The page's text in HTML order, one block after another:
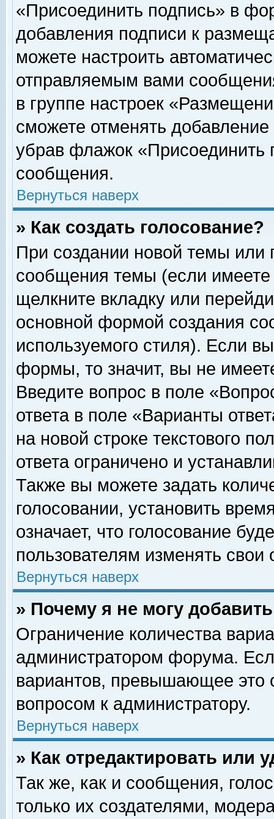
«Присоединить подпись» в
добавления подписи к
можете настроить
отправляемым вами
в группе настроек
сможете отменять
убрав флажок «Присоединить
сообщения.
Вернуться наверх
» Как создать голосование?
При создании новой темы или
сообщения темы (если
щелкните вкладку или
основной формой создания
используемого стиля). Если
формы, то значит, вы не
Введите вопрос в поле
ответа в поле «Варианты
на новой строке текстового
ответа ограничено и
Также вы можете задать
голосовании, установить
означает, что голосование
пользователям изменять свои
Вернуться наверх
» Почему я не могу
Ограничение количества
администратором форума.
вариантов, превышающее это
вопросом к администратору.
Вернуться наверх
» Как отредактировать или
Так же, как и сообщения,
только их создателями,